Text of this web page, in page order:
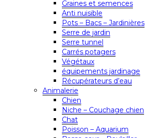
Graines et semences
Anti nuisible
Pots – Bacs – Jardinières
Serre de jardin
Serre tunnel
Carrés potagers
Végétaux
équipements jardinage
Récupérateurs d’eau
Animalerie
Chien
Niche – Couchage chien
Chat
Poisson – Aquarium